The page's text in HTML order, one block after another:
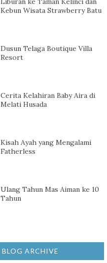
Kebun Wisata Strawberry Batu
Dusun Telaga Boutique Villa
Resort
Cerita Kelahiran Baby Aira di
Melati Husada
Kisah Ayah yang Mengalami
Fatherless
Ulang Tahun Mas Aiman ke 10
Tahun
BLOG ARCHIVE